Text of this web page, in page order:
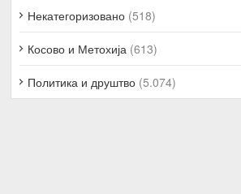
Некатегоризовано (518)
Косово и Метохија (613)
Политика и друштво (5.074)